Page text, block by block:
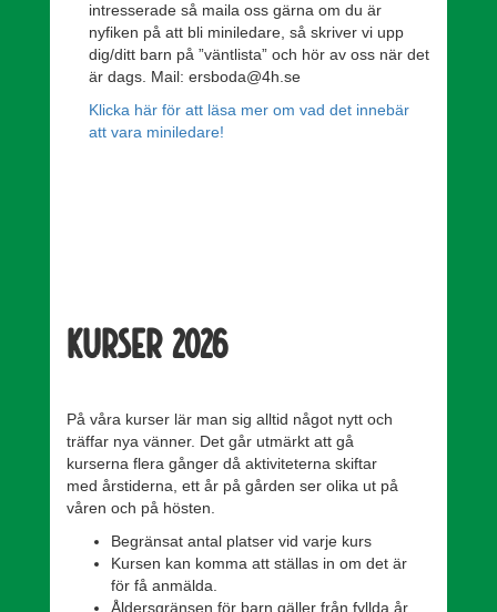
intresserade så maila oss gärna om du är
nyfiken på att bli miniledare, så skriver vi upp
dig/ditt barn på ”väntlista” och hör av oss när det
är dags. Mail: ersboda@4h.se
Klicka här för att läsa mer om vad det innebär
att vara miniledare!
Kurser 2026
På våra kurser lär man sig alltid något nytt och
träffar nya vänner. Det går utmärkt att gå
kurserna flera gånger då aktiviteterna skiftar
med årstiderna, ett år på gården ser olika ut på
våren och på hösten.
Begränsat antal platser vid varje kurs
Kursen kan komma att ställas in om det är
för få anmälda.
Åldersgränsen för barn gäller från fyllda år